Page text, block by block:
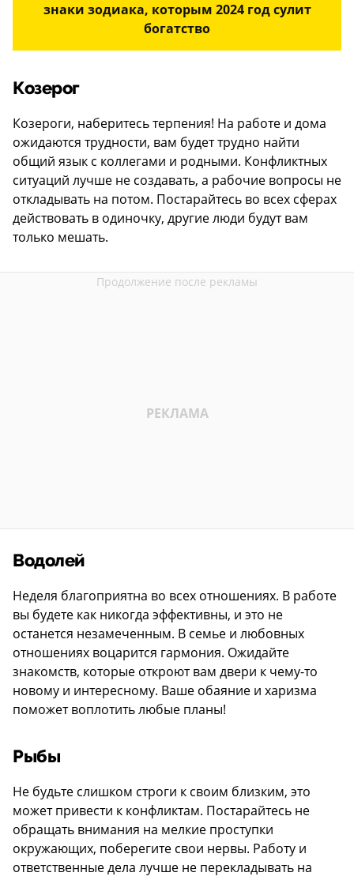
знаки зодиака, которым 2024 год сулит
богатство
Козерог
Козероги, наберитесь терпения! На работе и дома
ожидаются трудности, вам будет трудно найти
общий язык с коллегами и родными. Конфликтных
ситуаций лучше не создавать, а рабочие вопросы не
откладывать на потом. Постарайтесь во всех сферах
действовать в одиночку, другие люди будут вам
только мешать.
Водолей
Неделя благоприятна во всех отношениях. В работе
вы будете как никогда эффективны, и это не
останется незамеченным. В семье и любовных
отношениях воцарится гармония. Ожидайте
знакомств, которые откроют вам двери к чему-то
новому и интересному. Ваше обаяние и харизма
поможет воплотить любые планы!
Рыбы
Не будьте слишком строги к своим близким, это
может привести к конфликтам. Постарайтесь не
обращать внимания на мелкие проступки
окружающих, поберегите свои нервы. Работу и
ответственные дела лучше не перекладывать на